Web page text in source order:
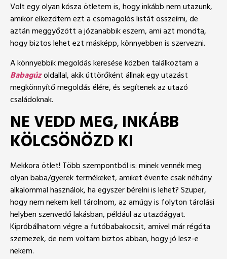
Volt egy olyan kósza ötletem is, hogy inkább nem utazunk,
amikor elkezdtem ezt a csomagolós listát összeírni, de
aztán meggyőzött a józanabbik eszem, ami azt mondta,
hogy biztos lehet ezt másképp, könnyebben is szervezni.
A könnyebbik megoldás keresése közben találkoztam a
Babagúzoldallal, akik úttörőként állnak egy utazást
megkönnyítő megoldás élére, és segítenek az utazó
családoknak.
NE VEDD MEG, INKÁBB
KÖLCSÖNÖZD KI
Mekkora ötlet! Több szempontból is: minek vennék meg
olyan baba/gyerek termékeket, amiket évente csak néhány
alkalommal használok, ha egyszer bérelni is lehet? Szuper,
hogy nem nekem kell tárolnom, az amúgy is folyton tárolási
helyben szenvedő lakásban, például az utazóágyat.
Kipróbálhatom végre a futóbabakocsit, amivel már régóta
szemezek, de nem voltam biztos abban, hogy jó lesz-e
nekem.